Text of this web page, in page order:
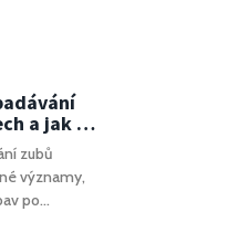
a jak je
zubů
významy,
po